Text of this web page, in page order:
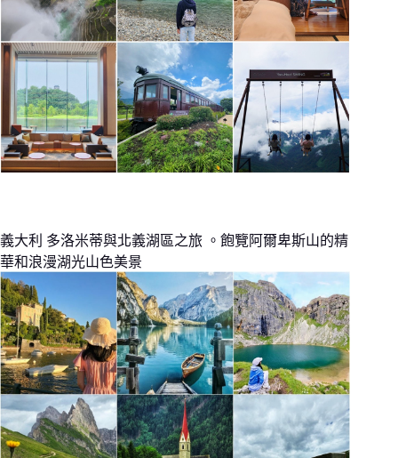
義大利 多洛米蒂與北義湖區之旅 。飽覽阿爾卑斯山的精
華和浪漫湖光山色美景